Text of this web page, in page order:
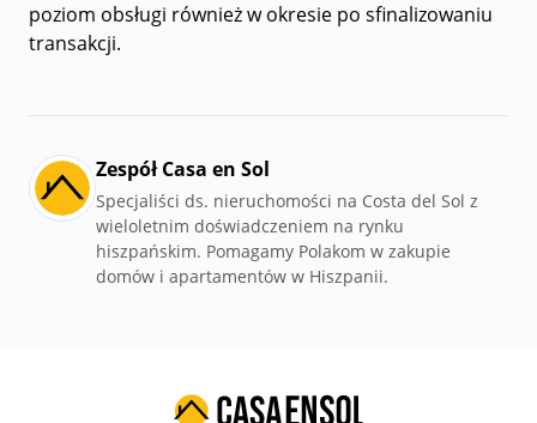
poziom obsługi również w okresie po sfinalizowaniu
transakcji.
Zespół Casa en Sol
Specjaliści ds. nieruchomości na Costa del Sol z
wieloletnim doświadczeniem na rynku
hiszpańskim. Pomagamy Polakom w zakupie
domów i apartamentów w Hiszpanii.